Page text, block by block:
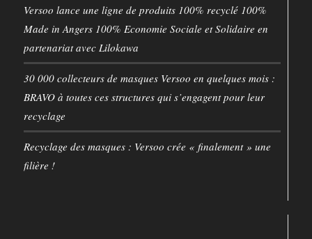
Versoo lance une ligne de produits 100% recyclé 100%
Made in Angers 100% Economie Sociale et Solidaire en
partenariat avec Lilokawa
30 000 collecteurs de masques Versoo en quelques mois :
BRAVO à toutes ces structures qui s’engagent pour leur
recyclage
Recyclage des masques : Versoo crée « finalement » une
filière !